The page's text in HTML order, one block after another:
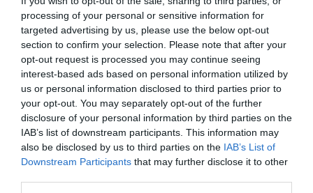
processing of your personal or sensitive information for
targeted advertising by us, please use the below opt-out
section to confirm your selection. Please note that after your
opt-out request is processed you may continue seeing
interest-based ads based on personal information utilized by
us or personal information disclosed to third parties prior to
your opt-out. You may separately opt-out of the further
disclosure of your personal information by third parties on the
IAB’s list of downstream participants. This information may
also be disclosed by us to third parties on the IAB’s List of
Downstream Participants that may further disclose it to other
συναποφασίσαμε το Υπό Διαπραγμάτευση | Under
Negotiation να είναι ένα ongoing project για να μπορεί, όταν
χρειάζεται να ανανεώνεται και να μετουσιώνεται στην
δημιουργική και δυνατή φωνή της σύγχρονης τέχνης».
Συμμετέχουν:Ευγενία Αραβαντινού, Βαρβάρα
Βασιλογιάννη, Δανάη Βλάχου, Αλίκη Γκότση,
Αθανασία Δαδάρου, Σοφία Δαλαμάγκα, Γιώτα
Εφραιμίδου, Άννα Καρβουνάρη, Βασιλική Πανταζή,
Άννα Παπαχρήστου, Βιργινία Φιλιππούση, Ιωάννα
Φώσκολου, Κάτια Χριστοδούλου